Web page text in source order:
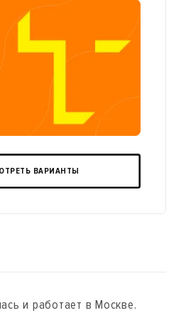
ВАРИАНТЫ
и работает в Москве.